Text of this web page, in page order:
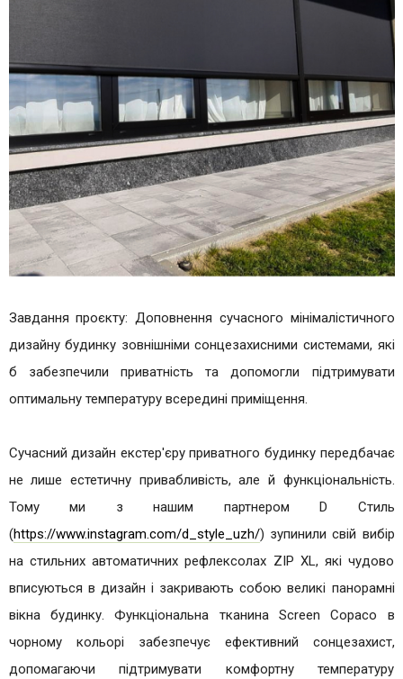
Завдання проєкту: Доповнення сучасного мінімалістичного
дизайну будинку зовнішніми сонцезахисними системами, які
б забезпечили приватність та допомогли підтримувати
оптимальну температуру всередині приміщення.
Сучасний дизайн екстер'єру приватного будинку передбачає
не лише естетичну привабливість, але й функціональність.
Тому ми з нашим партнером D Стиль
(https://www.instagram.com/d_style_uzh/) зупинили свій вибір
на стильних автоматичних рефлексолах ZIP XL, які чудово
вписуються в дизайн і закривають собою великі панорамні
вікна будинку. Функціональна тканина Screen Copaco в
чорному кольорі забезпечує ефективний сонцезахист,
допомагаючи підтримувати комфортну температуру